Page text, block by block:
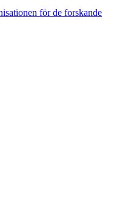
för de forskande